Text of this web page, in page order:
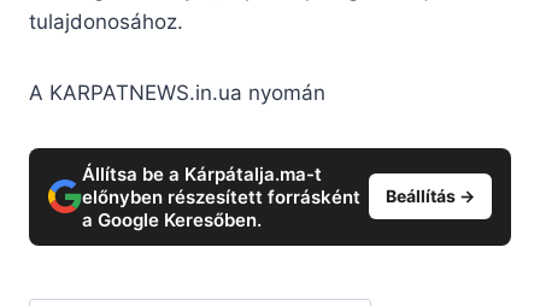
tulajdonosához.
A KARPATNEWS.in.ua nyomán
Állítsa be a Kárpátalja.ma-t
előnyben részesített forrásként
a Google Keresőben.
Beállítás →